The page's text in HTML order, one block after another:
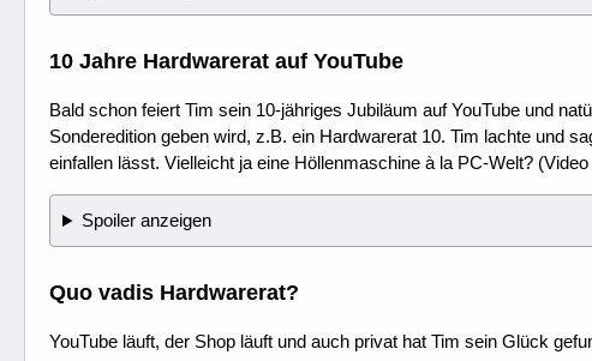
10 Jahre Hardwarerat auf YouTube
Bald schon feiert Tim sein 10-jähriges Jubiläum auf YouTube und
Sonderedition geben wird, z.B. ein Hardwarerat 10. Tim lachte und
einfallen lässt. Vielleicht ja eine Höllenmaschine à la PC-Welt?
Spoiler anzeigen
Quo vadis Hardwarerat?
YouTube läuft, der Shop läuft und auch privat hat Tim sein Glück